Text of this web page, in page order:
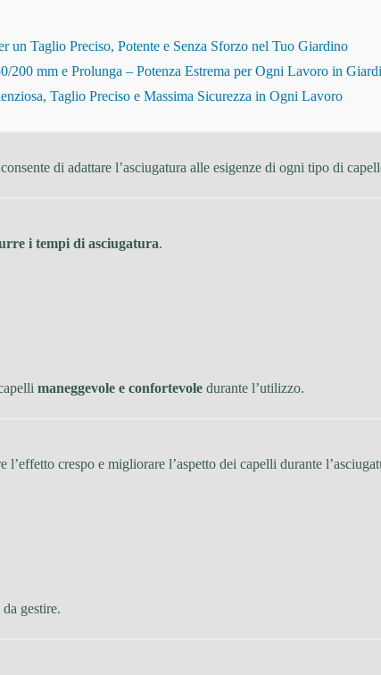
Taglio Preciso, Potente e Senza Sforzo nel Tuo Giardino
mm e Prolunga – Potenza Estrema per Ogni Lavoro in
Taglio Preciso e Massima Sicurezza in Ogni Lavoro
di adattare l’asciugatura alle esigenze di ogni tipo di
i tempi di asciugatura.
maneggevole e confortevole durante l’utilizzo.
l’effetto crespo e migliorare l’aspetto dei capelli durante
gestire.